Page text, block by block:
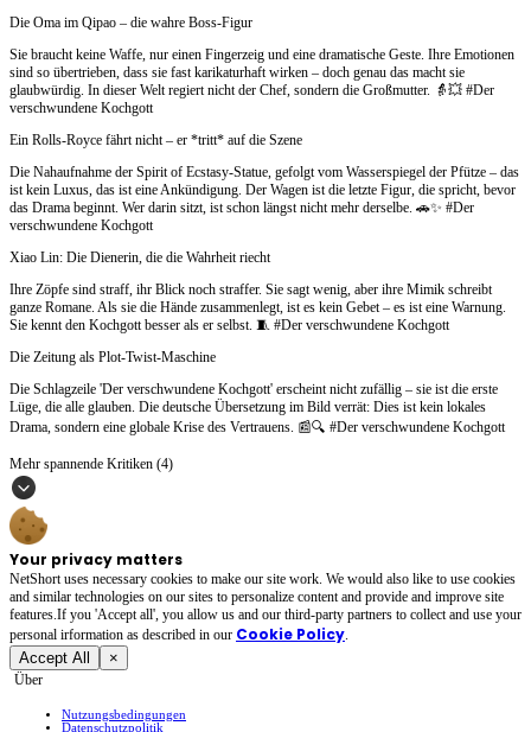
Die Oma im Qipao – die wahre Boss-Figur
Sie braucht keine Waffe, nur einen Fingerzeig und eine dramatische Geste. Ihre Emotionen
sind so übertrieben, dass sie fast karikaturhaft wirken – doch genau das macht sie
glaubwürdig. In dieser Welt regiert nicht der Chef, sondern die Großmutter. 👵💥 #Der
verschwundene Kochgott
Ein Rolls-Royce fährt nicht – er *tritt* auf die Szene
Die Nahaufnahme der Spirit of Ecstasy-Statue, gefolgt vom Wasserspiegel der Pfütze – das
ist kein Luxus, das ist eine Ankündigung. Der Wagen ist die letzte Figur, die spricht, bevor
das Drama beginnt. Wer darin sitzt, ist schon längst nicht mehr derselbe. 🚗✨ #Der
verschwundene Kochgott
Xiao Lin: Die Dienerin, die die Wahrheit riecht
Ihre Zöpfe sind straff, ihr Blick noch straffer. Sie sagt wenig, aber ihre Mimik schreibt
ganze Romane. Als sie die Hände zusammenlegt, ist es kein Gebet – es ist eine Warnung.
Sie kennt den Kochgott besser als er selbst. 🧵 #Der verschwundene Kochgott
Die Zeitung als Plot-Twist-Maschine
Die Schlagzeile 'Der verschwundene Kochgott' erscheint nicht zufällig – sie ist die erste
Lüge, die alle glauben. Die deutsche Übersetzung im Bild verrät: Dies ist kein lokales
Drama, sondern eine globale Krise des Vertrauens. 📰🔍 #Der verschwundene Kochgott
Mehr spannende Kritiken (4)
Your privacy matters
NetShort uses necessary cookies to make our site work. We would also like to use cookies
and similar technologies on our sites to personalize content and provide and improve site
features.If you 'Accept all', you allow us and our third-party partners to collect and use your
personal irformation as described in our Cookie Policy.
Accept All ×
Über
Nutzungsbedingungen
Datenschutzpolitik